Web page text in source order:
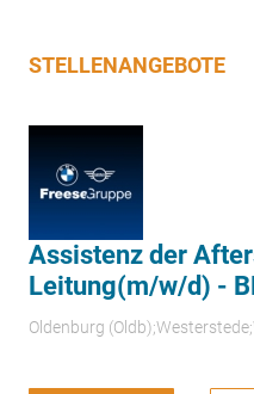
STELLENANGEBOTE
Assistenz der
Leitung(m/w/d) -
Oldenburg